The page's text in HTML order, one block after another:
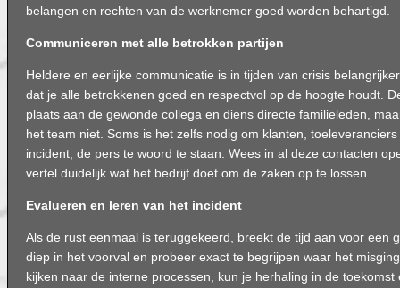
belangen en rechten van de werknemer goed worden behartigd.
Communiceren met alle betrokken partijen
Heldere en eerlijke communicatie is in tijden van crisis
dat je alle betrokkenen goed en respectvol op de hoogte houdt.
plaats aan de gewonde collega en diens directe familieleden,
het team niet. Soms is het zelfs nodig om klanten,
incident, de pers te woord te staan. Wees in al deze contacten
vertel duidelijk wat het bedrijf doet om de zaken op te lossen.
Evalueren en leren van het incident
Als de rust eenmaal is teruggekeerd, breekt de tijd aan voor een
diep in het voorval en probeer exact te begrijpen waar het
kijken naar de interne processen, kun je herhaling in de